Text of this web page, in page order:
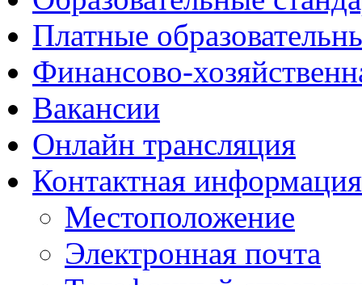
Платные
Финансово-
Вакансии
Онлайн трансляция
Контактная информация
Местоположение
Электронная почта